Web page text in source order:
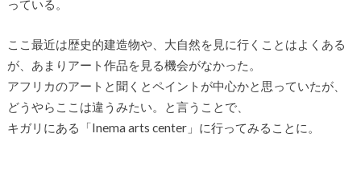
っている。
ここ最近は歴史的建造物や、大自然を見に行くことはよくある
が、あまりアート作品を見る機会がなかった。
アフリカのアートと聞くとペイントが中心かと思っていたが、
どうやらここは違うみたい。と言うことで、
キガリにある「Inema arts center」に行ってみることに。